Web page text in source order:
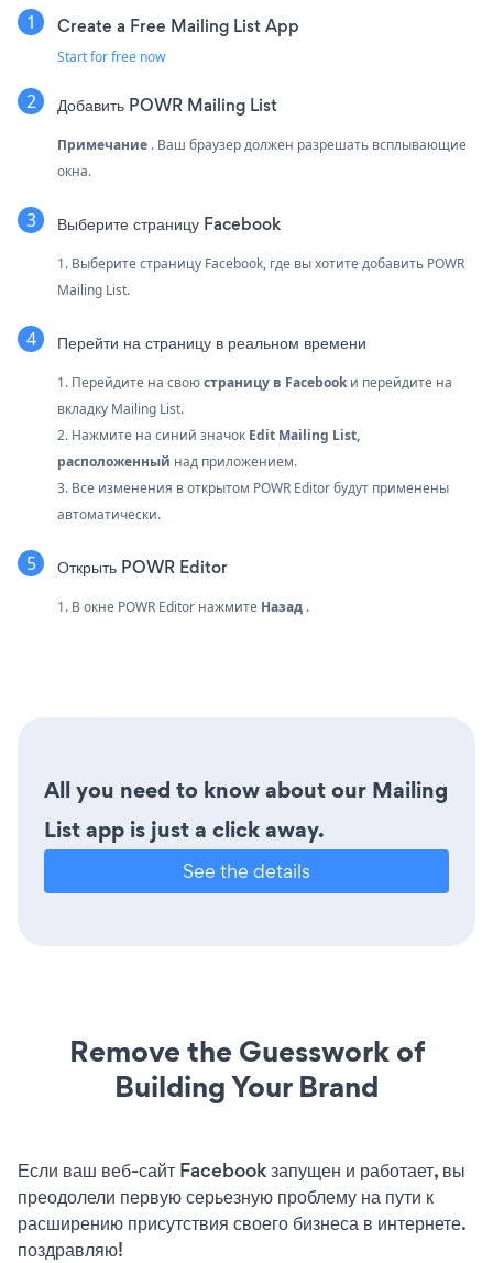
Create a Free Mailing List App
Start for free now
Добавить POWR Mailing List
Примечание . Ваш браузер должен разрешать всплывающие
окна.
Выберите страницу Facebook
1. Выберите страницу Facebook, где вы хотите добавить POWR
Mailing List.
Перейти на страницу в реальном времени
1. Перейдите на своюстраницу в Facebookи перейдите на
вкладку Mailing List.
2. Нажмите на синий значок Edit Mailing List,
расположенный над приложением.
3. Все изменения в открытом POWR Editor будут применены
автоматически.
Открыть POWR Editor
1. В окне POWR Editor нажмите Назад .
All you need to know about our Mailing
List app is just a click away.
See the details
Remove the Guesswork of
Building Your Brand
Если ваш веб-сайт Facebook запущен и работает, вы
преодолели первую серьезную проблему на пути к
расширению присутствия своего бизнеса в интернете.
поздравляю!